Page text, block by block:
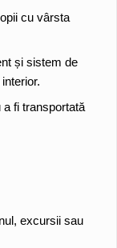
cu vârsta
și sistem de
a fi transportată
excursii sau